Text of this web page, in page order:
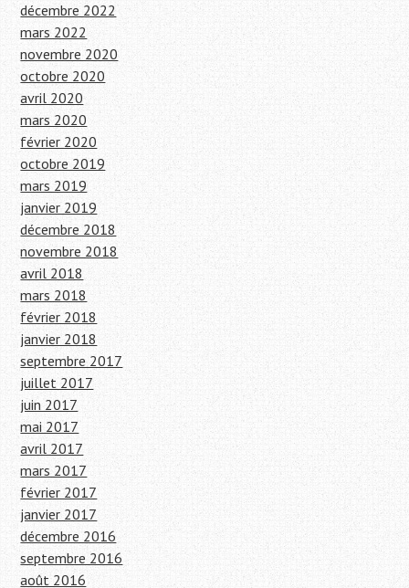
décembre 2022
mars 2022
novembre 2020
octobre 2020
avril 2020
mars 2020
février 2020
octobre 2019
mars 2019
janvier 2019
décembre 2018
novembre 2018
avril 2018
mars 2018
février 2018
janvier 2018
septembre 2017
juillet 2017
juin 2017
mai 2017
avril 2017
mars 2017
février 2017
janvier 2017
décembre 2016
septembre 2016
août 2016